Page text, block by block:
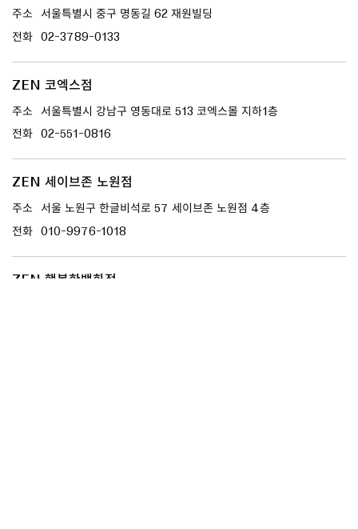
주소
서울특별시 중구 명동길 62 재원빌딩
전화 02-3789-0133
ZEN 코엑스점
주소
서울특별시 강남구 영동대로 513 코엑스몰 지하1층
전화 02-551-0816
ZEN 세이브존 노원점
주소
서울 노원구 한글비석로 57 세이브존 노원점 4층
전화 010-9976-1018
ZEN 행복한백화점